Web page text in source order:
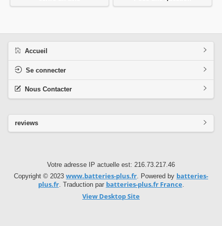
Accueil
Se connecter
Nous Contacter
reviews
Votre adresse IP actuelle est: 216.73.217.46
Copyright © 2023 www.batteries-plus.fr. Powered by batteries-
plus.fr. Traduction par batteries-plus.fr France.
View Desktop Site